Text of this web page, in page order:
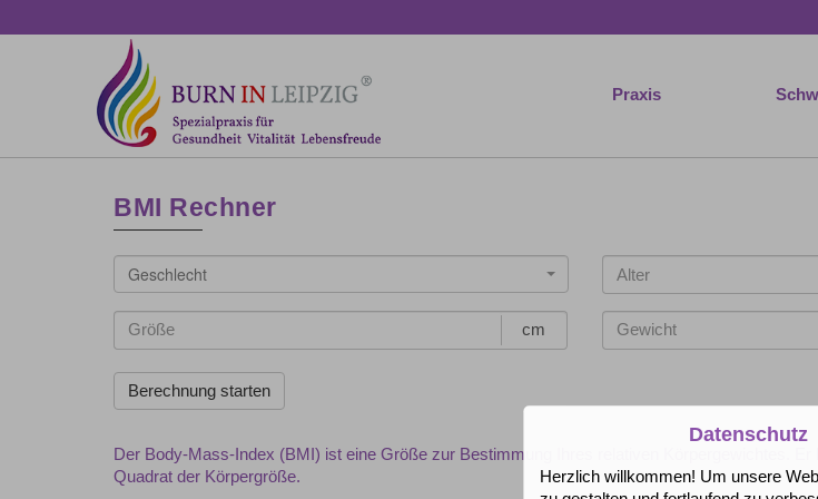
Praxis
BMI Rechner
Geschlecht
cm
Der Body-Mass-Index (BMI) ist eine Größe zur Bestimmung Ihres relativen Körpergewichtes. Er
Quadrat der Körpergröße.
Datenschutz
Herzlich willkommen! Um unsere